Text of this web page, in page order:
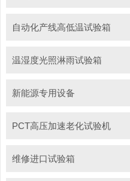
自动化产线高低温试验箱
温湿度光照淋雨试验箱
新能源专用设备
PCT高压加速老化试验机
维修进口试验箱